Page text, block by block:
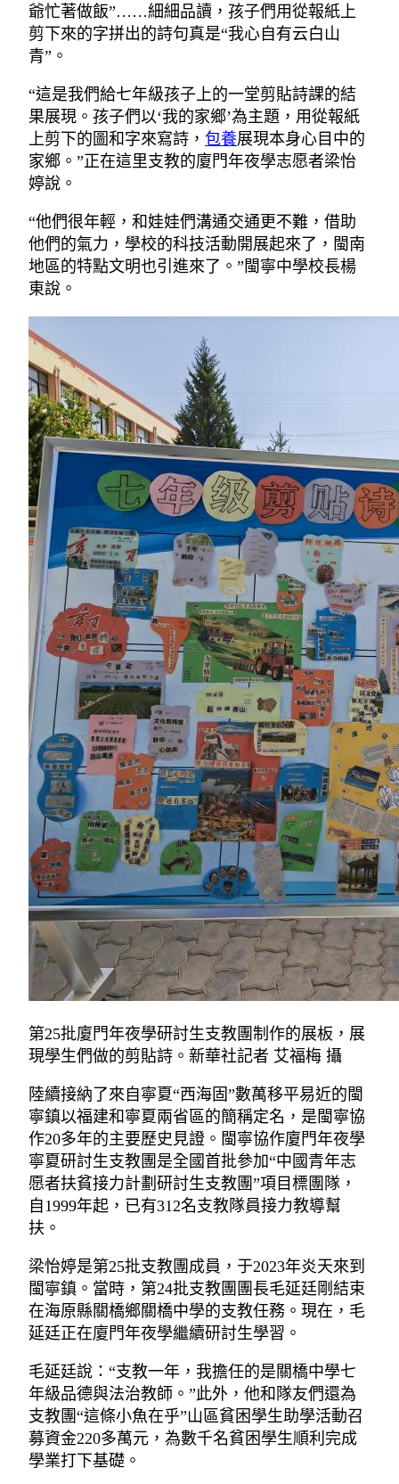
爺忙著做飯”……細細品讀，孩子們用從報紙上
剪下來的字拼出的詩句真是“我心自有云白山
青”。
“這是我們給七年級孩子上的一堂剪貼詩課的結
果展現。孩子們以‘我的家鄉’為主題，用從報紙
上剪下的圖和字來寫詩， 包養展現本身心目中的
家鄉。”正在這里支教的廈門年夜學志愿者梁怡
婷說。
“他們很年輕，和娃娃們溝通交通更不難，借助
他們的氣力，學校的科技活動開展起來了，閩南
地區的特點文明也引進來了。”閩寧中學校長楊
東說。
第25批廈門年夜學研討生支教團制作的展板，展
現學生們做的剪貼詩。新華社記者 艾福梅 攝
陸續接納了來自寧夏“西海固”數萬移平易近的閩
寧鎮以福建和寧夏兩省區的簡稱定名，是閩寧協
作20多年的主要歷史見證。閩寧協作廈門年夜學
寧夏研討生支教團是全國首批參加“中國青年志
愿者扶貧接力計劃研討生支教團”項目標團隊，
自1999年起，已有312名支教隊員接力教導幫
扶。
梁怡婷是第25批支教團成員，于2023年炎天來到
閩寧鎮。當時，第24批支教團團長毛延廷剛結束
在海原縣關橋鄉關橋中學的支教任務。現在，毛
延廷正在廈門年夜學繼續研討生學習。
毛延廷說：“支教一年，我擔任的是關橋中學七
年級品德與法治教師。”此外，他和隊友們還為
支教團“這條小魚在乎”山區貧困學生助學活動召
募資金220多萬元，為數千名貧困學生順利完成
學業打下基礎。